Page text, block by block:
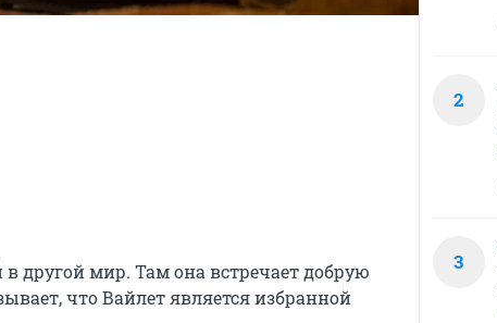
другой мир. Там она встречает добрую
что Вайлет является избранной
2
3